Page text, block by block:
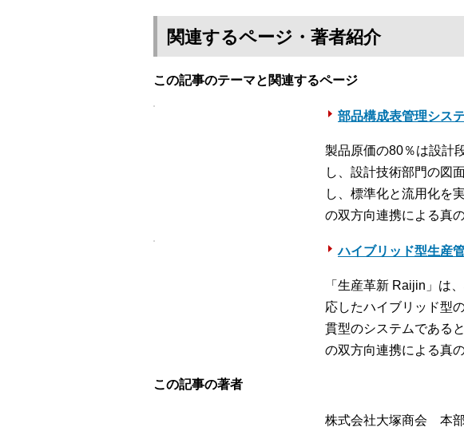
関連するページ・著者紹介
この記事のテーマと関連するページ
部品構成表管理シス
製品原価の80％は設計
し、設計技術部門の図
し、標準化と流用化を
の双方向連携による真
ハイブリッド型生産
「生産革新 Raijin」は
応したハイブリッド型
貫型のシステムである
の双方向連携による真
この記事の著者
株式会社大塚商会 本